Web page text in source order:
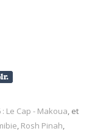
: Le Cap - Makoua, et
, Rosh Pinah,